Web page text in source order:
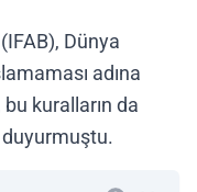
Dünya
adına
kuralların da
duyurmuştu.